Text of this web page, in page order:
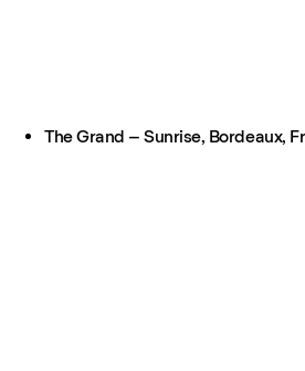
The Grand – Sunrise, Bordeaux,